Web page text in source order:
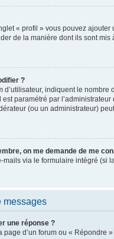
« profil » vous pouvez
de la manière dont ils sont
?
d’utilisateur, indiquent le
paramétré par
(ou un administrateur)
on me demande de me
via le formulaire intégré (si
messages
une réponse ?
d’un forum ou « Répondre